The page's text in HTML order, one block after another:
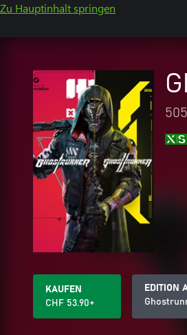
Zu Hauptinhalt springen
KAUFEN
CHF 53.90+
EDITION